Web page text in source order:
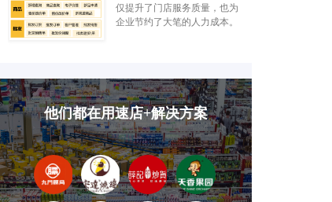
仅提升了门店服务质量，也为
企业节约了大笔的人力成本。
他们都在用速店+解决方案